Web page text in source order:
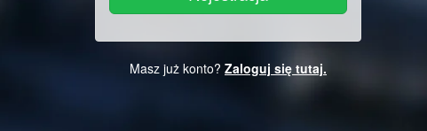
Masz już konto? Zaloguj się tutaj.